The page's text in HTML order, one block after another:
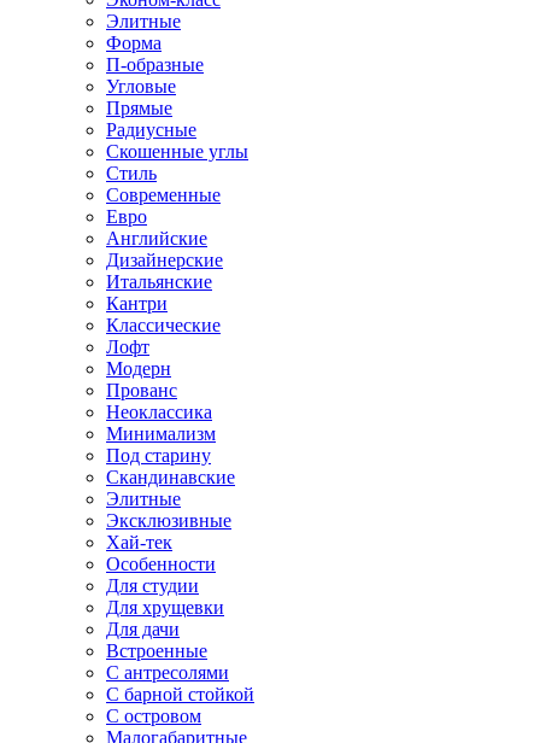
Элитные
Форма
П-образные
Угловые
Прямые
Радиусные
Скошенные углы
Стиль
Современные
Евро
Английские
Дизайнерские
Итальянские
Кантри
Классические
Лофт
Модерн
Прованс
Неоклассика
Минимализм
Под старину
Скандинавские
Элитные
Эксклюзивные
Хай-тек
Особенности
Для студии
Для хрущевки
Для дачи
Встроенные
С антресолями
С барной стойкой
С островом
Малогабаритные